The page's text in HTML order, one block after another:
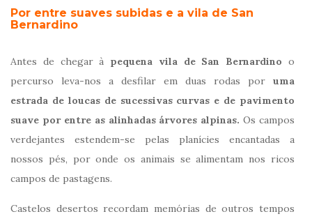
Por entre suaves subidas e a vila de San
Bernardino
Antes de chegar à pequena vila de San Bernardino o
percurso leva-nos a desfilar em duas rodas por uma
estrada de loucas de sucessivas curvas e de pavimento
suave por entre as alinhadas árvores alpinas. Os campos
verdejantes estendem-se pelas planícies encantadas a
nossos pés, por onde os animais se alimentam nos ricos
campos de pastagens.
Castelos desertos recordam memórias de outros tempos